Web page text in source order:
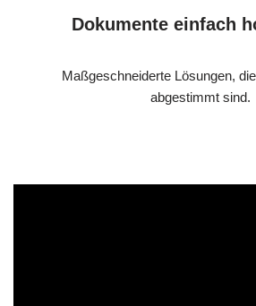
Dokumente einfach
Maßgeschneiderte Lösungen,
abgestimmt sind.